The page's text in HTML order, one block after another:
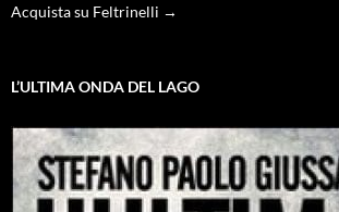
Acquista su Feltrinelli →
L’ULTIMA ONDA DEL LAGO